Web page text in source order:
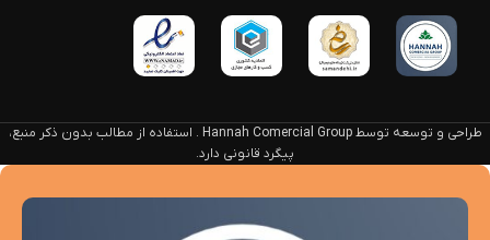
طراحی و توسعه توسط Hannah Comercial Group . استفاده از مطالب بدون ذکر منبع،
پیگرد قانونی دارد.